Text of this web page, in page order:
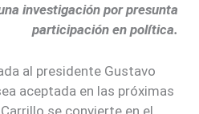
investigación por presunta
participación en política.
al presidente Gustavo
aceptada en las próximas